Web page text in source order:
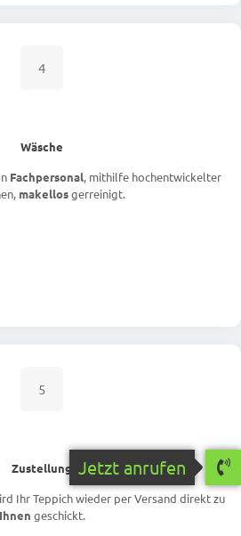
4
Wäsche
Fachpersonal, mithilfe hochentwickelter
makellosgerreinigt.
5
Zustellung
Ihr Teppich wieder per Versand direkt zu
Ihnen geschickt.
Jetzt anrufen